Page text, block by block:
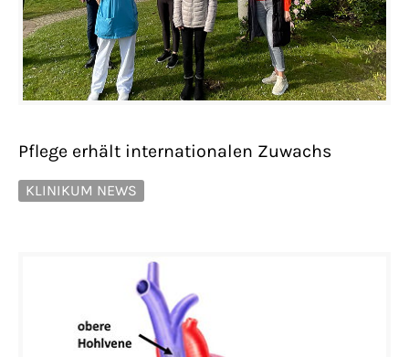
Pflege erhält internationalen Zuwachs
KLINIKUM NEWS